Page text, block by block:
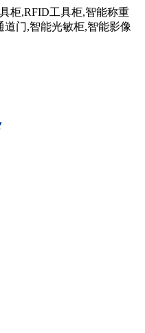
柜,RFID工具柜,智能称重
门,智能光敏柜,智能影像